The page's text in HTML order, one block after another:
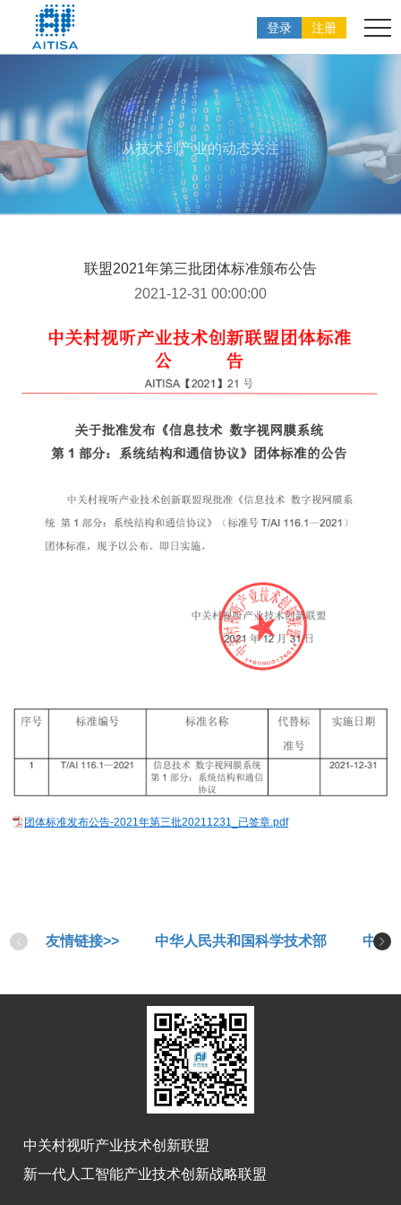
登录 注册
从技术到产业的动态关注
联盟2021年第三批团体标准颁布公告
2021-12-31 00:00:00
团体标准发布公告-2021年第三批20211231_已签章.pdf
友情链接>> 中华人民共和国科学技术部 中华
中关村视听产业技术创新联盟
新一代人工智能产业技术创新战略联盟